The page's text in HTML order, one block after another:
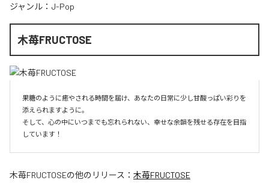
ジャンル： J-Pop
木苺FRUCTOSE
果糖のように癒やされる時間を届け、あなたの日常に少し甘酸っぱい彩りを
添えられますように。
そして、心の中にいつまでも忘れられない、幸せな余韻を残せる存在を目指
しています！
木苺FRUCTOSEの他のリリース： 木苺FRUCTOSE